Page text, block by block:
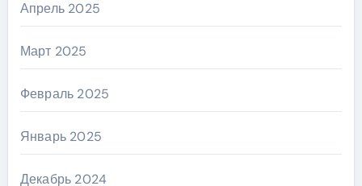
Апрель 2025
Март 2025
Февраль 2025
Январь 2025
Декабрь 2024